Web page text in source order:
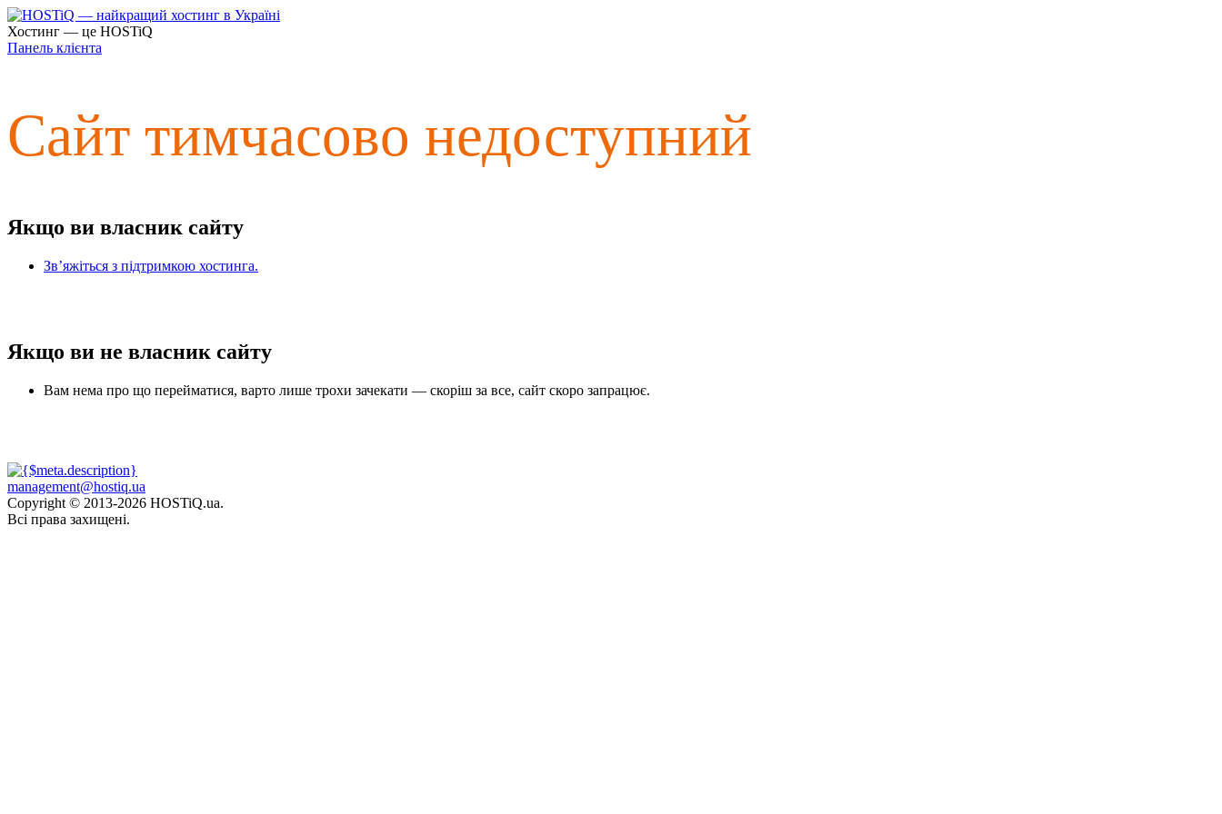
Хостинг — це HOSTiQ
Панель клієнта
Сайт тимчасово недоступний
Якщо ви власник сайту
Зв’яжіться з підтримкою хостинга.
Якщо ви не власник сайту
Вам нема про що перейматися, варто лише трохи зачекати — скоріш за все, сайт скоро запрацює.
management@hostiq.ua
Copyright © 2013-2026 HOSTiQ.ua.
Всі права захищені.